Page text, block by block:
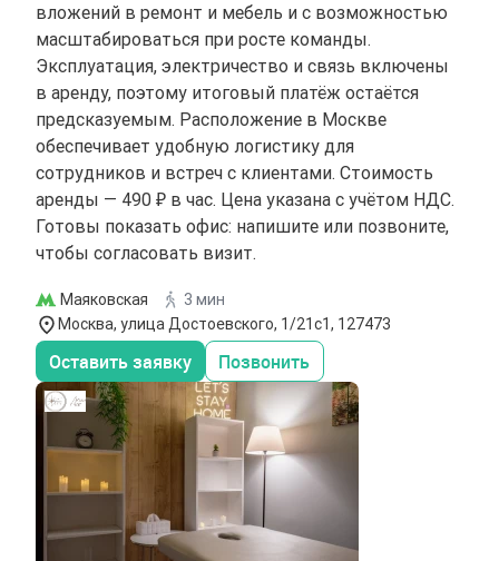
вложений в ремонт и мебель и с возможностью
масштабироваться при росте команды.
Эксплуатация, электричество и связь включены
в аренду, поэтому итоговый платёж остаётся
предсказуемым. Расположение в Москве
обеспечивает удобную логистику для
сотрудников и встреч с клиентами. Стоимость
аренды — 490 ₽ в час. Цена указана с учётом НДС.
Готовы показать офис: напишите или позвоните,
чтобы согласовать визит.
Маяковская
3 мин
Москва, улица Достоевского, 1/21с1, 127473
Оставить заявку Позвонить